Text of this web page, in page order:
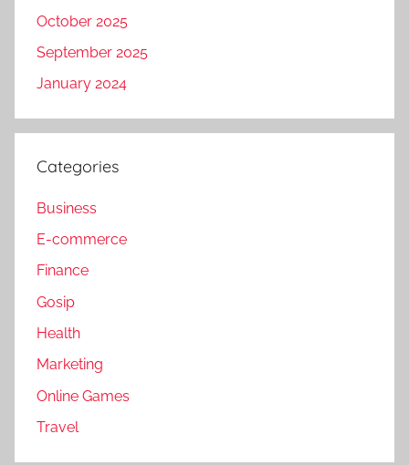
October 2025
September 2025
January 2024
Categories
Business
E-commerce
Finance
Gosip
Health
Marketing
Online Games
Travel